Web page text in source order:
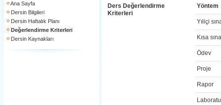
Ana Sayfa
Dersin Bilgileri
Dersin Haftalık Planı
Değerlendirme Kriterleri
Dersin Kaynakları
Ders Değerlendirme
Kriterleri
Yöntem
Yıliçi
Kısa
Ödev
Proje
Rapor